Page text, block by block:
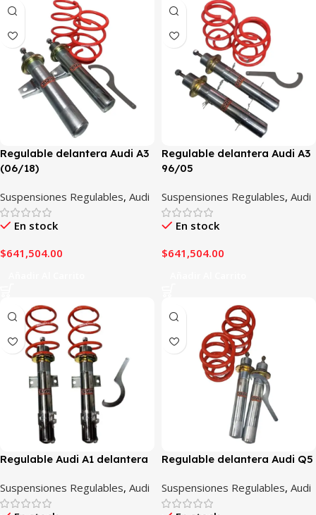
Regulable delantera Audi A3
(06/18)
Suspensiones Regulables, Audi
En stock
$641,504.00
Regulable delantera Audi A3
96/05
Suspensiones Regulables, Audi
En stock
$641,504.00
Regulable Audi A1 delantera
Suspensiones Regulables, Audi
Regulable delantera Audi Q5
Suspensiones Regulables, Audi